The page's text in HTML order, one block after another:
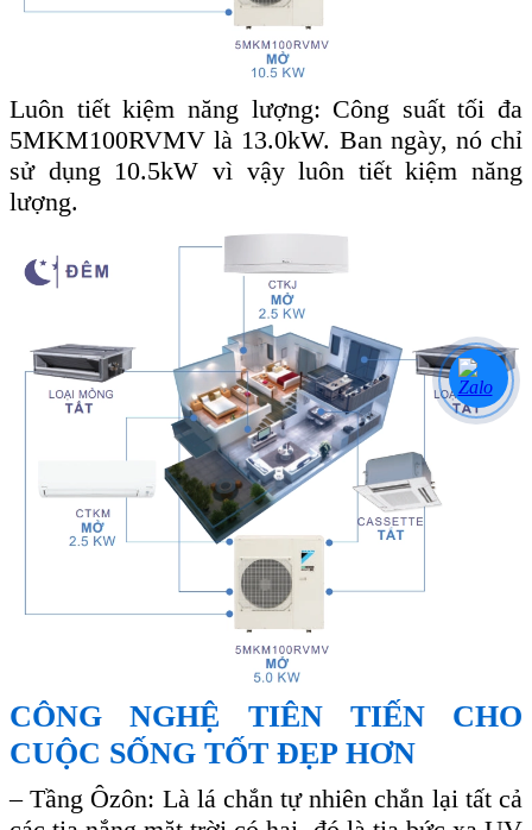
Luôn tiết kiệm năng lượng: Công suất tối đa
5MKM100RVMV là 13.0kW. Ban ngày, nó chỉ
sử dụng 10.5kW vì vậy luôn tiết kiệm năng
lượng.
CÔNG NGHỆ TIÊN TIẾN CHO
CUỘC SỐNG TỐT ĐẸP HƠN
–Tầng Ôzôn: Là lá chắn tự nhiên chắn lại tất cả